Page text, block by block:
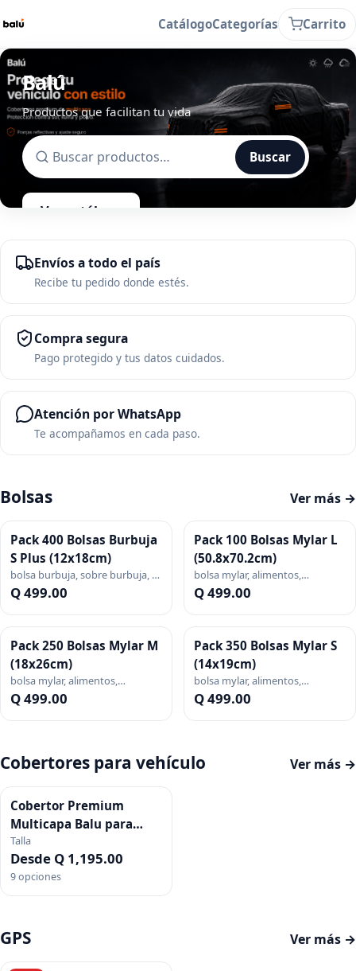
CatálogoCategorías Carrito
Balú
Productos que facilitan tu vida
Buscar
Ver catálogo
Envíos a todo el país
Recibe tu pedido donde estés.
Compra segura
Pago protegido y tus datos cuidados.
Atención por WhatsApp
Te acompañamos en cada paso.
Bolsas Ver más →
Pack 400 Bolsas Burbuja
S Plus (12x18cm)
bolsa burbuja, sobre burbuja, s
plus, splus, empaque, pack,
blanca
Q 499.00
Pack 100 Bolsas Mylar L
(50.8x70.2cm)
bolsa mylar, alimentos,
conservar, sellado, vacio,
metalizada, grande, pack
Q 499.00
Pack 250 Bolsas Mylar M
(18x26cm)
bolsa mylar, alimentos,
conservar, sellado, vacio,
metalizada, mediana, pack
Q 499.00
Pack 350 Bolsas Mylar S
(14x19cm)
bolsa mylar, alimentos,
conservar, sellado, vacio,
metalizada, pack
Q 499.00
Cobertores para vehículo Ver más →
Cobertor Premium
Multicapa Balu para
Vehículo
Talla
Desde Q 1,195.00
9opciones
GPS Ver más →